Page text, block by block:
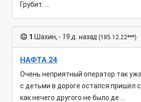
Грубит. ...
😐 1 Шахин, - 19 д. назад (185.12.22***)
НАФТА 24
Очень неприятный оператор так
с детьми в дороге остался пришёл
как нечего другого не было де ...